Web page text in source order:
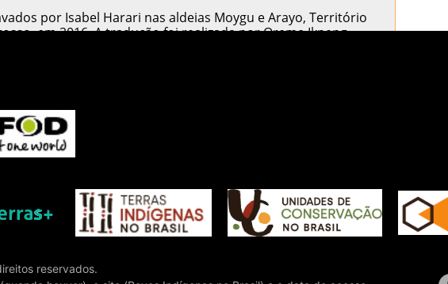
por Isabel Harari nas aldeias Moygu e Arayo, Território
em 2016. A tradução foi realizada por Oreme Ikpeng.